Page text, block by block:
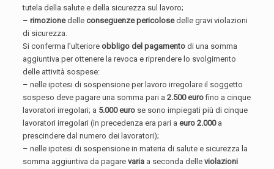
tutela della salute e della sicurezza sul lavoro;
–rimozionedelleconseguenze pericolosedelle gravi violazioni
di sicurezza.
Si conferma l’ulterioreobbligo del pagamento di una somma
aggiuntiva per ottenere la revoca e riprendere lo svolgimento
delle attività sospese:
– nelle ipotesi di sospensione per lavoro irregolare il soggetto
sospeso deve pagare una somma pari a2.500 eurofino a cinque
lavoratori irregolari; a 5.000 euro se sono impiegati più di cinque
lavoratori irregolari (in precedenza era pari aeuro 2.000a
prescindere dal numero dei lavoratori);
– nelle ipotesi di sospensione in materia di salute e sicurezza la
somma aggiuntiva da pagarevaria a seconda delleviolazioni